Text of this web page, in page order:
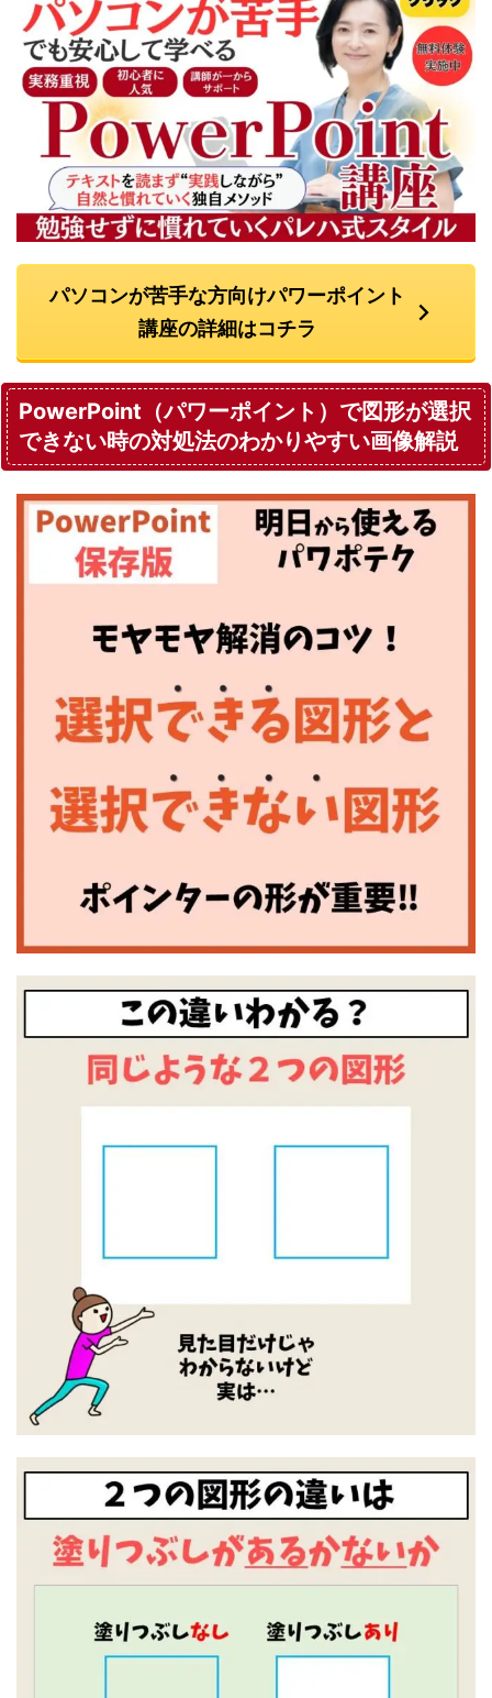
パソコンが苦手な方向けパワーポイント
講座の詳細はコチラ
PowerPoint（パワーポイント）で図形が選択
できない時の対処法のわかりやすい画像解説